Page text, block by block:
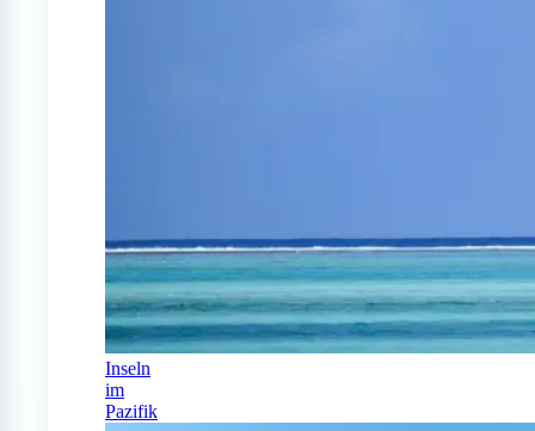
Inseln
im
Pazifik